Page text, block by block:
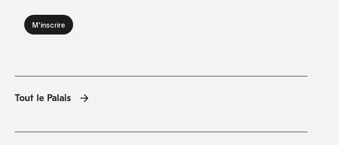
Tout le Palais